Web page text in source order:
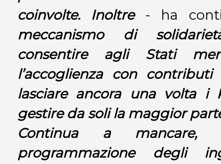
coinvolte. Inoltre- ha
meccanismo di
consentire agli Stati
l’accoglienza con
lasciare ancora una volta i
gestire da soli la maggior
Continua a mancare,
programmazione degli